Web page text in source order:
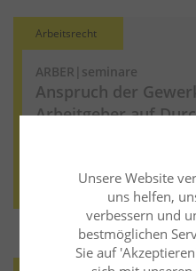
Arbeitsrecht
ARBER|seminare
Anspruch der
Arbeitgeber auf
Mehr aus
Unsere Website
uns helfen,
verbessern und
bestmöglichen
Sie auf